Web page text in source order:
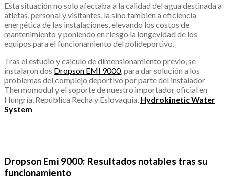
Esta situación no solo afectaba a la calidad del agua destinada a
atletas, personal y visitantes, la sino también a eficiencia
energética de las instalaciones, elevando los costos de
mantenimiento y poniendo en riesgo la longevidad de los
equipos para el funcionamiento del polideportivo.
Tras el estudio y cálculo de dimensionamiento previo, se
instalaron dos Dropson EMI 9000, para dar solución a los
problemas del complejo deportivo por parte del instalador
Thermomodul y el soporte de nuestro importador oficial en
Hungría, República Recha y Eslovaquia, Hydrokinetic Water
System
Dropson Emi 9000: Resultados notables tras su
funcionamiento